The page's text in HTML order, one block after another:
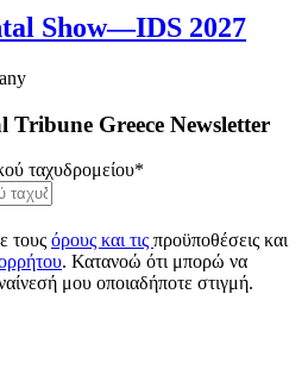
Show—IDS 2027
Tribune Greece Newsletter
ταχυδρομείου*
τους όρους και τις προϋποθέσεις και
. Κατανοώ ότι μπορώ να
μου οποιαδήποτε στιγμή.